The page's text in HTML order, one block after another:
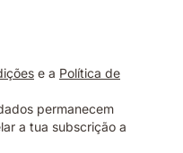
e a Política de
permanecem
a tua subscrição a